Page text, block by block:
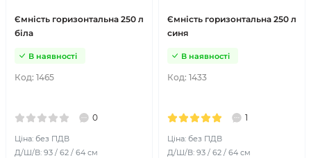
Ємність горизонтальна 250 л
біла
Код: 1465
В наявності
0
Ціна: без ПДВ
Д/Ш/В: 93 / 62 / 64 см
Ємність горизонтальна 250 л
синя
Код: 1433
В наявності
1
Ціна: без ПДВ
Д/Ш/В: 93 / 62 / 64 см